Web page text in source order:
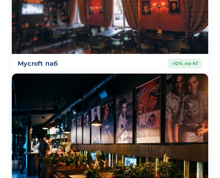
Mycroft паб –10% по КГ